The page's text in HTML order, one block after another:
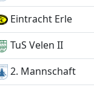
Eintracht Erle
TuS Velen II
2. Mannschaft